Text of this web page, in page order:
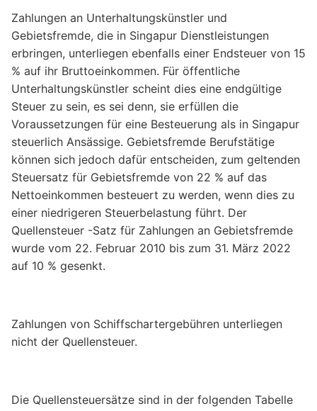
Zahlungen an Unterhaltungskünstler und
Gebietsfremde, die in Singapur Dienstleistungen
erbringen, unterliegen ebenfalls einer Endsteuer von 15
% auf ihr Bruttoeinkommen. Für öffentliche
Unterhaltungskünstler scheint dies eine endgültige
Steuer zu sein, es sei denn, sie erfüllen die
Voraussetzungen für eine Besteuerung als in Singapur
steuerlich Ansässige. Gebietsfremde Berufstätige
können sich jedoch dafür entscheiden, zum geltenden
Steuersatz für Gebietsfremde von 22 % auf das
Nettoeinkommen besteuert zu werden, wenn dies zu
einer niedrigeren Steuerbelastung führt. Der
Quellensteuer -Satz für Zahlungen an Gebietsfremde
wurde vom 22. Februar 2010 bis zum 31. März 2022
auf 10 % gesenkt.
Zahlungen von Schiffschartergebühren unterliegen
nicht der Quellensteuer.
Die Quellensteuersätze sind in der folgenden Tabelle